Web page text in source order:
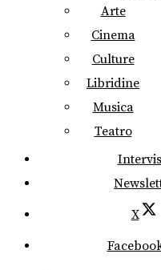
Arte
Cinema
Culture
Libridine
Musica
Teatro
X